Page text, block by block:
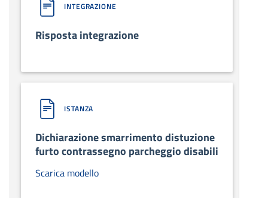
INTEGRAZIONE
Risposta integrazione
ISTANZA
Dichiarazione smarrimento distuzione
furto contrassegno parcheggio disabili
Scarica modello